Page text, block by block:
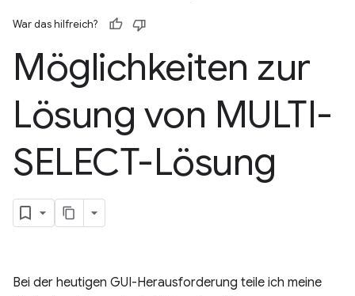
War das hilfreich?
Möglichkeiten zur
Lösung von MULTI-
SELECT-Lösung
Bei der heutigen GUI-Herausforderung teile ich meine